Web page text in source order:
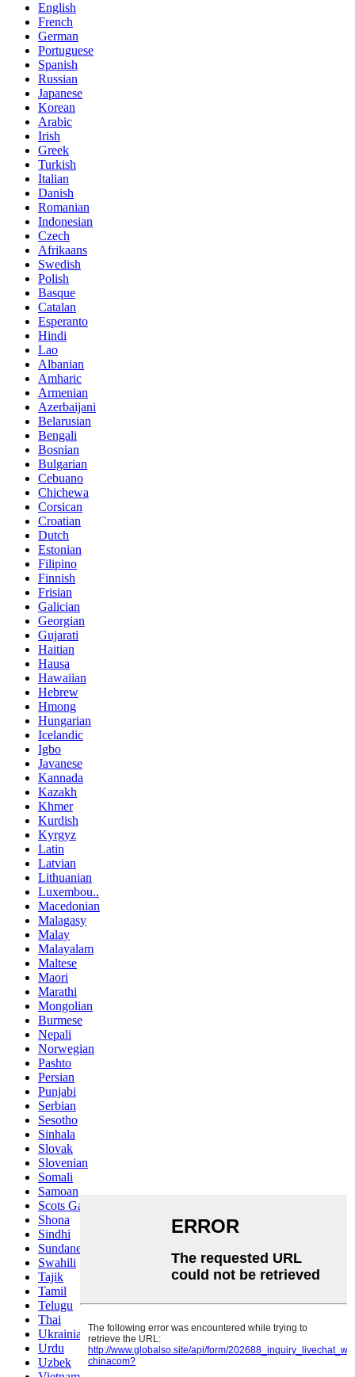
English
French
German
Portuguese
Spanish
Russian
Japanese
Korean
Arabic
Irish
Greek
Turkish
Italian
Danish
Romanian
Indonesian
Czech
Afrikaans
Swedish
Polish
Basque
Catalan
Esperanto
Hindi
Lao
Albanian
Amharic
Armenian
Azerbaijani
Belarusian
Bengali
Bosnian
Bulgarian
Cebuano
Chichewa
Corsican
Croatian
Dutch
Estonian
Filipino
Finnish
Frisian
Galician
Georgian
Gujarati
Haitian
Hausa
Hawaiian
Hebrew
Hmong
Hungarian
Icelandic
Igbo
Javanese
Kannada
Kazakh
Khmer
Kurdish
Kyrgyz
Latin
Latvian
Lithuanian
Luxembou..
Macedonian
Malagasy
Malay
Malayalam
Maltese
Maori
Marathi
Mongolian
Burmese
Nepali
Norwegian
Pashto
Persian
Punjabi
Serbian
Sesotho
Sinhala
Slovak
Slovenian
Somali
Samoan
Scots Gaelic
Shona
Sindhi
Sundanese
Swahili
Tajik
Tamil
Telugu
Thai
Ukrainian
Urdu
Uzbek